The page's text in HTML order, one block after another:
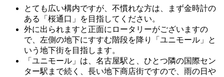
とても広い構内ですが、不慣れな方は、まず金時計の
ある「桜通口」を目指してください。
外に出られますと正面にロータリーがございますの
で、左側の地下にすすむ階段を降り「ユニモール」と
いう地下街を目指します。
「ユニモール」は、名古屋駅と、ひとつ隣の国際セン
ター駅まで続く、長い地下商店街ですので、雨の日や